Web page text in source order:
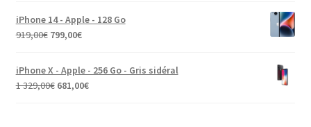
iPhone 14 - Apple - 128 Go
919,00€ 799,00€
iPhone X - Apple - 256 Go - Gris sidéral
1 329,00€ 681,00€